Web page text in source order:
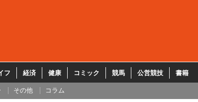
フ 経済 健康 コミック 競馬 公営競技 書籍
その他 コラム